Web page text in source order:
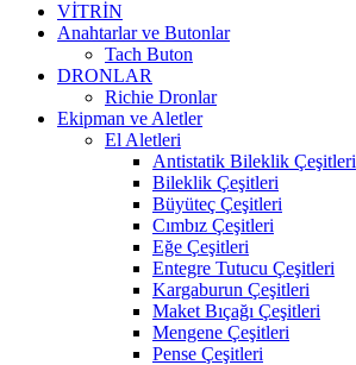
VİTRİN
Anahtarlar ve Butonlar
Tach Buton
DRONLAR
Richie Dronlar
Ekipman ve Aletler
El Aletleri
Antistatik Bileklik Çeşitleri
Bileklik Çeşitleri
Büyüteç Çeşitleri
Cımbız Çeşitleri
Eğe Çeşitleri
Entegre Tutucu Çeşitleri
Kargaburun Çeşitleri
Maket Bıçağı Çeşitleri
Mengene Çeşitleri
Pense Çeşitleri